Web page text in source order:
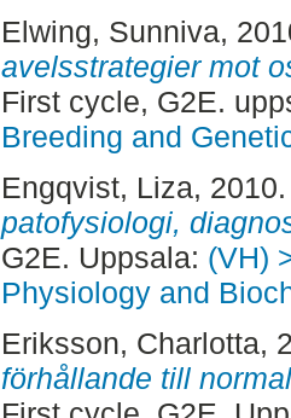
Elwing, Sunniva,
avelsstrategier mot
First cycle, G2E.
Breeding and
Engqvist, Liza,
patofysiologi,
G2E. Uppsala: (VH)
Physiology and
Eriksson, Charlotta,
förhållande till